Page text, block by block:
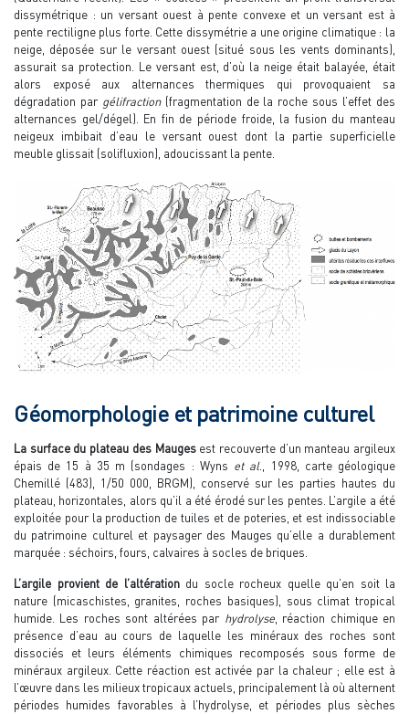
dissymétrique : un versant ouest à pente convexe et un versant est à
pente rectiligne plus forte. Cette dissymétrie a une origine climatique : la
neige, déposée sur le versant ouest (situé sous les vents dominants),
assurait sa protection. Le versant est, d’où la neige était balayée, était
alors exposé aux alternances thermiques qui provoquaient sa
dégradation par gélifraction(fragmentation de la roche sous l’effet des
alternances gel/dégel). En fin de période froide, la fusion du manteau
neigeux imbibait d’eau le versant ouest dont la partie superficielle
meuble glissait (solifluxion), adoucissant la pente.
Géomorphologie et patrimoine culturel
La surface du plateau des Maugesest recouverte d’un manteau argileux
épais de 15 à 35 m (sondages : Wyns et al., 1998, carte géologique
Chemillé (483), 1/50 000, BRGM), conservé sur les parties hautes du
plateau, horizontales, alors qu’il a été érodé sur les pentes. L’argile a été
exploitée pour la production de tuiles et de poteries, et est indissociable
du patrimoine culturel et paysager des Mauges qu’elle a durablement
marquée : séchoirs, fours, calvaires à socles de briques.
L’argile provient de l’altérationdu socle rocheux quelle qu’en soit la
nature (micaschistes, granites, roches basiques), sous climat tropical
humide. Les roches sont altérées par hydrolyse, réaction chimique en
présence d’eau au cours de laquelle les minéraux des roches sont
dissociés et leurs éléments chimiques recomposés sous forme de
minéraux argileux. Cette réaction est activée par la chaleur ; elle est à
l’œuvre dans les milieux tropicaux actuels, principalement là où alternent
périodes humides favorables à l’hydrolyse, et périodes plus sèches